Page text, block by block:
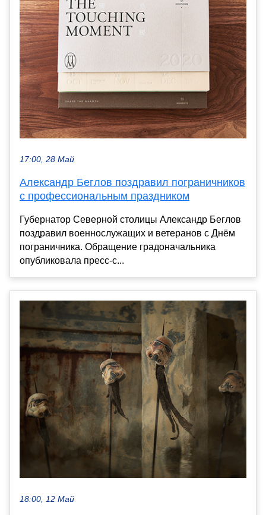
17:00, 28 Май
Александр Беглов поздравил пограничников
с профессиональным праздником
Губернатор Северной столицы Александр Беглов
поздравил военнослужащих и ветеранов с Днём
пограничника. Обращение градоначальника
опубликовала пресс-с...
18:00, 12 Май